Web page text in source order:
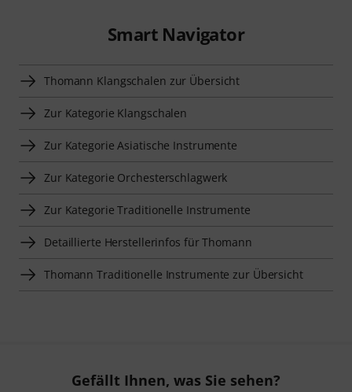
Smart Navigator
Thomann Klangschalen zur Übersicht
Zur Kategorie Klangschalen
Zur Kategorie Asiatische Instrumente
Zur Kategorie Orchesterschlagwerk
Zur Kategorie Traditionelle Instrumente
Detaillierte Herstellerinfos für Thomann
Thomann Traditionelle Instrumente zur Übersicht
Gefällt Ihnen, was Sie sehen?